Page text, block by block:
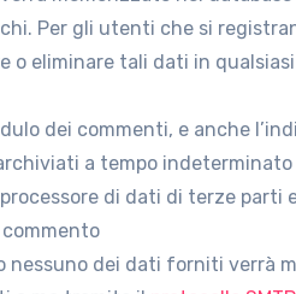
Per gli utenti che si
eliminare tali dati in
dei commenti, e anche
a tempo indeterminato
di dati di terze parti
dei dati forniti verrà